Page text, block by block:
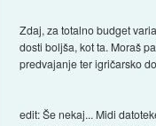
Zdaj, za totalno budget
dosti boljša, kot ta. Moraš
predvajanje ter igričarsko
edit: Še nekaj... Midi